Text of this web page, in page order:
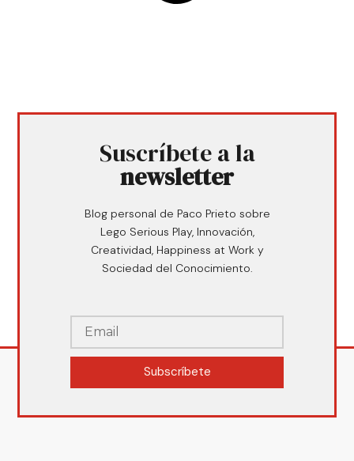
Suscríbete a la
newsletter
Blog personal de Paco Prieto sobre
Lego Serious Play, Innovación,
Creatividad, Happiness at Work y
Sociedad del Conocimiento.
Subscríbete